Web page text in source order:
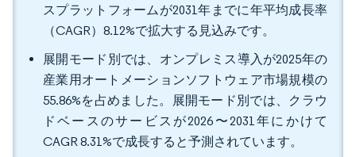
スプラットフォームが2031年までに年平均成長率
（CAGR）8.12%で拡大する見込みです。
展開モード別では、オンプレミス導入が2025年の
産業用オートメーションソフトウェア市場規模の
55.86%を占めました。展開モード別では、クラウ
ドベースのサービスが2026〜2031年にかけて
CAGR 8.31%で成長すると予測されています。